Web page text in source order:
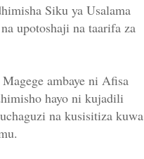
Siku ya Usalama
upotoshaji na taarifa za
ambaye ni Afisa
hayo ni kujadili
na kusisitiza kuwa